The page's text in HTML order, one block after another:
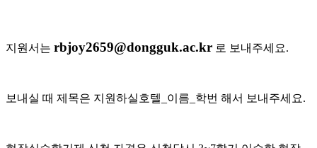
지원서는 rbjoy2659@dongguk.ac.kr 로 보내주세요.
보내실 때 제목은 지원하실호텔_이름_학번 해서 보내주세요.